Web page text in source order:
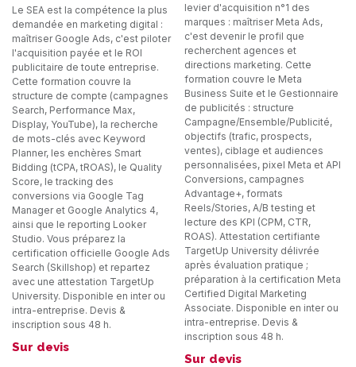
Le SEA est la compétence la plus
demandée en marketing digital :
maîtriser Google Ads, c'est piloter
l'acquisition payée et le ROI
publicitaire de toute entreprise.
Cette formation couvre la
structure de compte (campagnes
Search, Performance Max,
Display, YouTube), la recherche
de mots-clés avec Keyword
Planner, les enchères Smart
Bidding (tCPA, tROAS), le Quality
Score, le tracking des
conversions via Google Tag
Manager et Google Analytics 4,
ainsi que le reporting Looker
Studio. Vous préparez la
certification officielle Google Ads
Search (Skillshop) et repartez
avec une attestation TargetUp
University. Disponible en inter ou
intra-entreprise. Devis &
inscription sous 48 h.
Sur devis
levier d'acquisition n°1 des
marques : maîtriser Meta Ads,
c'est devenir le profil que
recherchent agences et
directions marketing. Cette
formation couvre le Meta
Business Suite et le Gestionnaire
de publicités : structure
Campagne/Ensemble/Publicité,
objectifs (trafic, prospects,
ventes), ciblage et audiences
personnalisées, pixel Meta et API
Conversions, campagnes
Advantage+, formats
Reels/Stories, A/B testing et
lecture des KPI (CPM, CTR,
ROAS). Attestation certifiante
TargetUp University délivrée
après évaluation pratique ;
préparation à la certification Meta
Certified Digital Marketing
Associate. Disponible en inter ou
intra-entreprise. Devis &
inscription sous 48 h.
Sur devis